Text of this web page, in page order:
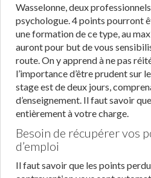
Wasselonne, deux
psychologue. 4 points pourront
une formation de ce type, au
auront pour but de vous
route. On y apprend à ne pas
l’importance d’être prudent sur
stage est de deux jours,
d’enseignement. Il faut savoir
entièrement à votre charge.
Besoin de récupérer vos
d’emploi
Il faut savoir que les points